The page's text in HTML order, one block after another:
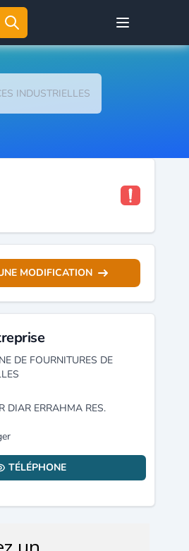
Open user menu
INDUSTRIELLES
MODIFICATION
DE FOURNITURES DE
DIAR ERRAHMA RES.
TÉLÉPHONE